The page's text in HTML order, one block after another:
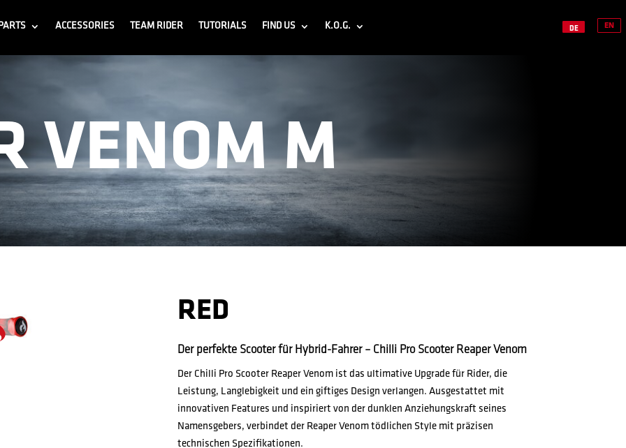
ACCESSORIES TEAM RIDER TUTORIALS FIND US K.O.G. DE EN
VENOM M
RED
Der perfekte Scooter für Hybrid-Fahrer – Chilli Pro Scooter Reaper Venom
Der Chilli Pro Scooter Reaper Venom ist das ultimative Upgrade für Rider, die
Leistung, Langlebigkeit und ein giftiges Design verlangen. Ausgestattet mit
innovativen Features und inspiriert von der dunklen Anziehungskraft seines
Namensgebers, verbindet der Reaper Venom tödlichen Style mit präzisen
technischen Spezifikationen.